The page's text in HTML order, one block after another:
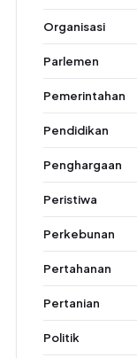
Organisasi
Parlemen
Pemerintahan
Pendidikan
Penghargaan
Peristiwa
Perkebunan
Pertahanan
Pertanian
Politik